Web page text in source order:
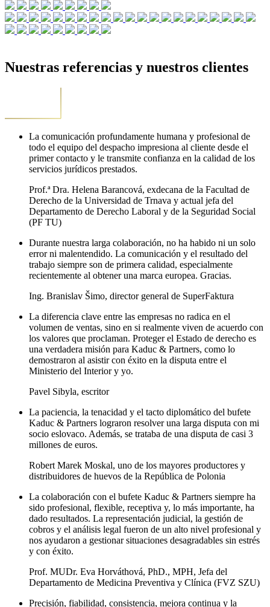
Nuestras referencias y nuestros clientes
La comunicación profundamente humana y profesional de
todo el equipo del despacho impresiona al cliente desde el
primer contacto y le transmite confianza en la calidad de los
servicios jurídicos prestados.
Prof.ª Dra. Helena Barancová, exdecana de la Facultad de
Derecho de la Universidad de Trnava y actual jefa del
Departamento de Derecho Laboral y de la Seguridad Social
(PF TU)
Durante nuestra larga colaboración, no ha habido ni un solo
error ni malentendido. La comunicación y el resultado del
trabajo siempre son de primera calidad, especialmente
recientemente al obtener una marca europea. Gracias.
Ing. Branislav Šimo, director general de SuperFaktura
La diferencia clave entre las empresas no radica en el
volumen de ventas, sino en si realmente viven de acuerdo con
los valores que proclaman. Proteger el Estado de derecho es
una verdadera misión para Kaduc & Partners, como lo
demostraron al asistir con éxito en la disputa entre el
Ministerio del Interior y yo.
Pavel Sibyla, escritor
La paciencia, la tenacidad y el tacto diplomático del bufete
Kaduc & Partners lograron resolver una larga disputa con mi
socio eslovaco. Además, se trataba de una disputa de casi 3
millones de euros.
Robert Marek Moskal, uno de los mayores productores y
distribuidores de huevos de la República de Polonia
La colaboración con el bufete Kaduc & Partners siempre ha
sido profesional, flexible, receptiva y, lo más importante, ha
dado resultados. La representación judicial, la gestión de
cobros y el análisis legal fueron de un alto nivel profesional y
nos ayudaron a gestionar situaciones desagradables sin estrés
y con éxito.
Prof. MUDr. Eva Horváthová, PhD., MPH, Jefa del
Departamento de Medicina Preventiva y Clínica (FVZ SZU)
Precisión, fiabilidad, consistencia, mejora continua y la